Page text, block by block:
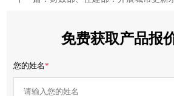
免费获取产品报
您的姓名*